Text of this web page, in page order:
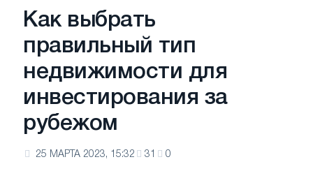
Как выбрать
правильный тип
недвижимости для
инвестирования за
рубежом
25 МАРТА 2023, 15:32 31 0